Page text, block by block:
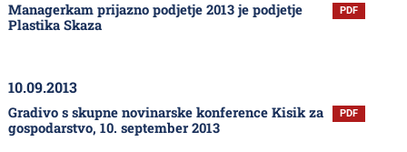
Managerkam prijazno podjetje 2013 je podjetje
Plastika Skaza
PDF
10.09.2013
Gradivo s skupne novinarske konference Kisik za
gospodarstvo, 10. september 2013
PDF